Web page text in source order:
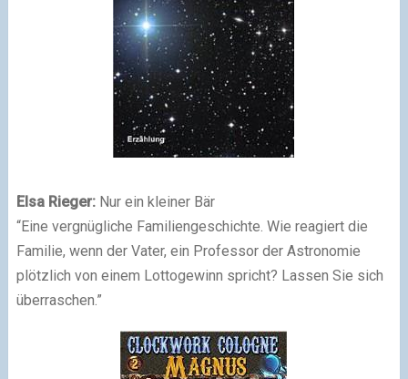
Elsa Rieger:Nur ein kleiner Bär
“Eine vergnügliche Familiengeschichte. Wie reagiert die
Familie, wenn der Vater, ein Professor der Astronomie
plötzlich von einem Lottogewinn spricht? Lassen Sie sich
überraschen.”